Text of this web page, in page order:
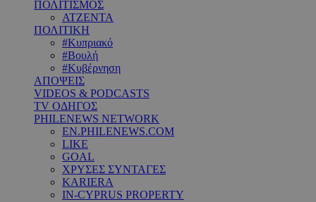
ΠΟΛΙΤΙΣΜΟΣ
ΑΤΖΕΝΤΑ
ΠΟΛΙΤΙΚΗ
#Κυπριακό
#Βουλή
#Κυβέρνηση
ΑΠΟΨΕΙΣ
VIDEOS & PODCASTS
TV ΟΔΗΓΟΣ
PHILENEWS NETWORK
EN.PHILENEWS.COM
LIKE
GOAL
ΧΡΥΣΕΣ ΣΥΝΤΑΓΕΣ
KARIERA
IN-CYPRUS PROPERTY